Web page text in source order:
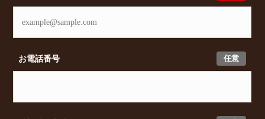
任意
お電話番号